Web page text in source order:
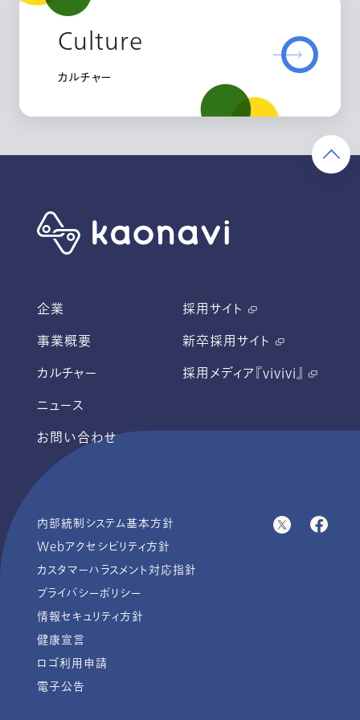
Culture
カルチャー
企業
事業概要
カルチャー
ニュース
お問い合わせ
採用サイト
新卒採用サイト
採用メディア『vivivi』
内部統制システム基本方針
Webアクセシビリティ方針
カスタマーハラスメント対応指針
プライバシーポリシー
情報セキュリティ方針
健康宣言
ロゴ利用申請
電子公告